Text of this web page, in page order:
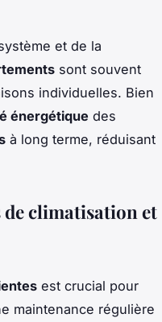
et de la
sont souvent
individuelles. Bien
énergétique des
à long terme, réduisant
de climatisation et
est crucial pour
maintenance régulière